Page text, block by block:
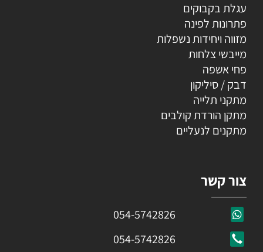
עגלת בקבוקים
פתרונות לפינה
מזווה ויחידות נשפלות
מייבשי צלחות
פחי אשפה
דבק / סיליקון
מתקני תלייה
מתקן הורדת קולבים
מתקנים לנעליים
צור קשר
054-5742826
054-5742826